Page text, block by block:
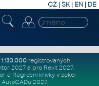
CZ | SK| EN | DE
1.130.000registrovaných
2027a pro Revit 2027.
a Regresní křivkyv sekci
2027.